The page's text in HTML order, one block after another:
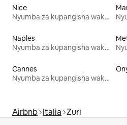
Nice
Nyumba za kupangisha wakati wa likizo
Naples
Nyumba za kupangisha wakati wa likizo
Cannes
Nyumba za kupangisha wakati wa likizo
Airbnb Italia Zuri